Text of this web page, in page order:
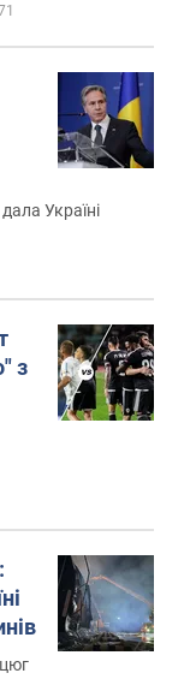
Україні
з